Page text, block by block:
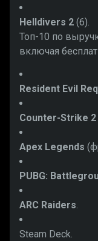
Helldivers 2 (6).
Топ-10 по
включая
Resident Evil
Counter-Strike 2
Apex Legends
PUBG:
ARC Raiders.
Steam Deck.